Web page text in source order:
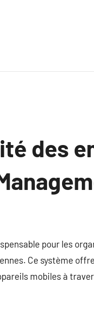
des
pour les
Ce système
mobiles à